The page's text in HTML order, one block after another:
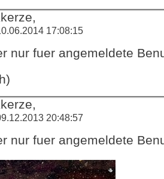
17:08:15
nur fuer angemeldete
20:48:57
nur fuer angemeldete